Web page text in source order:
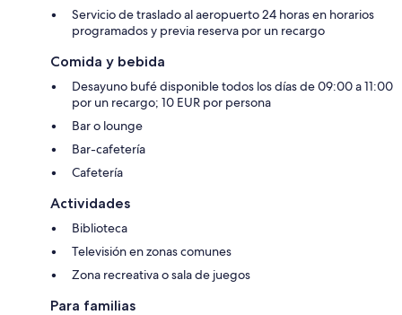
Servicio de traslado al aeropuerto 24 horas en horarios
programados y previa reserva por un recargo
Comida y bebida
Desayuno bufé disponible todos los días de 09:00 a 11:00
por un recargo; 10 EUR por persona
Bar o lounge
Bar-cafetería
Cafetería
Actividades
Biblioteca
Televisión en zonas comunes
Zona recreativa o sala de juegos
Para familias